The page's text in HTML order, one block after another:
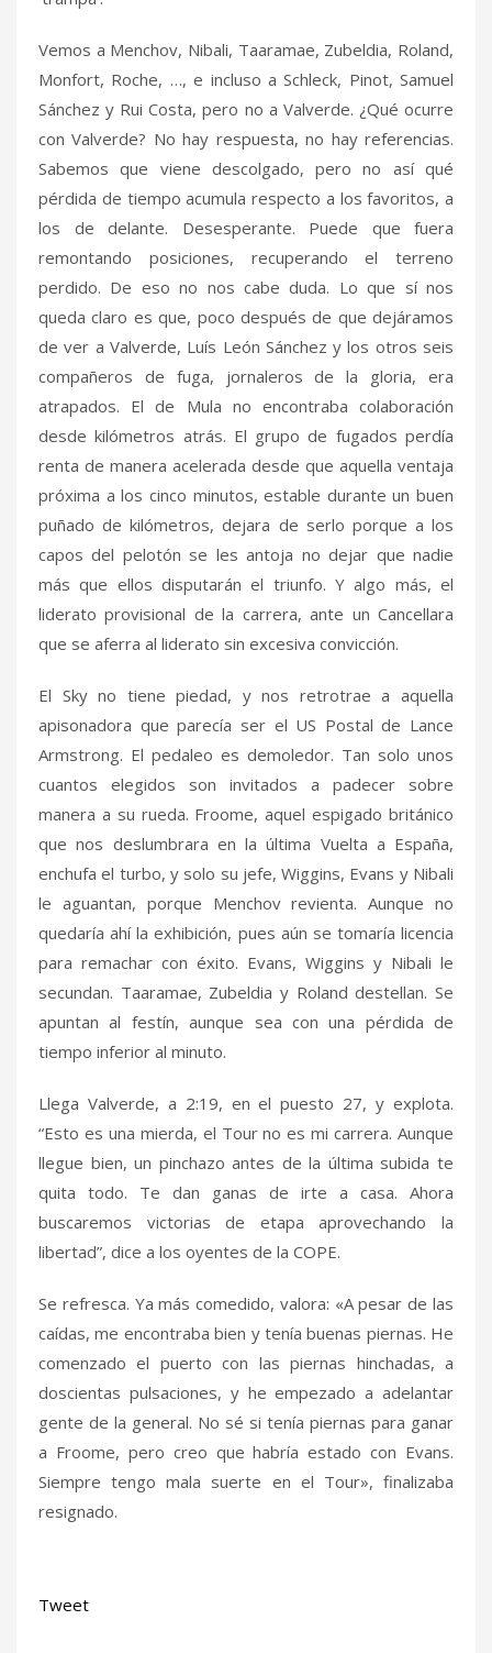
Vemos a Menchov, Nibali, Taaramae, Zubeldia, Roland,
Monfort, Roche, …, e incluso a Schleck, Pinot, Samuel
Sánchez y Rui Costa, pero no a Valverde. ¿Qué ocurre
con Valverde? No hay respuesta, no hay referencias.
Sabemos que viene descolgado, pero no así qué
pérdida de tiempo acumula respecto a los favoritos, a
los de delante. Desesperante. Puede que fuera
remontando posiciones, recuperando el terreno
perdido. De eso no nos cabe duda. Lo que sí nos
queda claro es que, poco después de que dejáramos
de ver a Valverde, Luís León Sánchez y los otros seis
compañeros de fuga, jornaleros de la gloria, era
atrapados. El de Mula no encontraba colaboración
desde kilómetros atrás. El grupo de fugados perdía
renta de manera acelerada desde que aquella ventaja
próxima a los cinco minutos, estable durante un buen
puñado de kilómetros, dejara de serlo porque a los
capos del pelotón se les antoja no dejar que nadie
más que ellos disputarán el triunfo. Y algo más, el
liderato provisional de la carrera, ante un Cancellara
que se aferra al liderato sin excesiva convicción.
El Sky no tiene piedad, y nos retrotrae a aquella
apisonadora que parecía ser el US Postal de Lance
Armstrong. El pedaleo es demoledor. Tan solo unos
cuantos elegidos son invitados a padecer sobre
manera a su rueda. Froome, aquel espigado británico
que nos deslumbrara en la última Vuelta a España,
enchufa el turbo, y solo su jefe, Wiggins, Evans y Nibali
le aguantan, porque Menchov revienta. Aunque no
quedaría ahí la exhibición, pues aún se tomaría licencia
para remachar con éxito. Evans, Wiggins y Nibali le
secundan. Taaramae, Zubeldia y Roland destellan. Se
apuntan al festín, aunque sea con una pérdida de
tiempo inferior al minuto.
Llega Valverde, a 2:19, en el puesto 27, y explota.
“Esto es una mierda, el Tour no es mi carrera. Aunque
llegue bien, un pinchazo antes de la última subida te
quita todo. Te dan ganas de irte a casa. Ahora
buscaremos victorias de etapa aprovechando la
libertad”, dice a los oyentes de la COPE.
Se refresca. Ya más comedido, valora: «A pesar de las
caídas, me encontraba bien y tenía buenas piernas. He
comenzado el puerto con las piernas hinchadas, a
doscientas pulsaciones, y he empezado a adelantar
gente de la general. No sé si tenía piernas para ganar
a Froome, pero creo que habría estado con Evans.
Siempre tengo mala suerte en el Tour», finalizaba
resignado.
Tweet